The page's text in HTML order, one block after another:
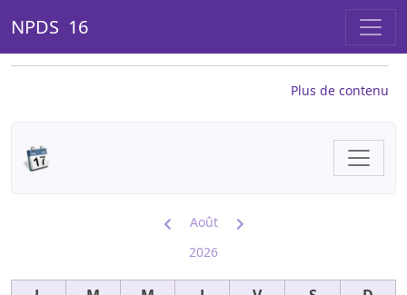
NPDS 16
Plus de contenu
Août
2026